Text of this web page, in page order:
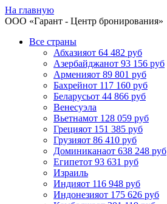
На главную
ООО «Гарант - Центр бронирования»
Все страны
Абхазияот 64 482 руб
Азербайджанот 93 156 руб
Арменияот 89 801 руб
Бахрейнот 117 160 руб
Беларусьот 44 866 руб
Венесуэла
Вьетнамот 128 059 руб
Грецияот 151 385 руб
Грузияот 86 410 руб
Доминиканаот 638 248 руб
Египетот 93 631 руб
Израиль
Индияот 116 948 руб
Индонезияот 175 626 руб